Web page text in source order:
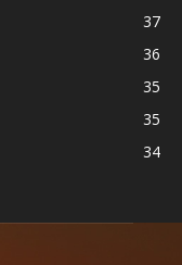
37
36
35
35
34